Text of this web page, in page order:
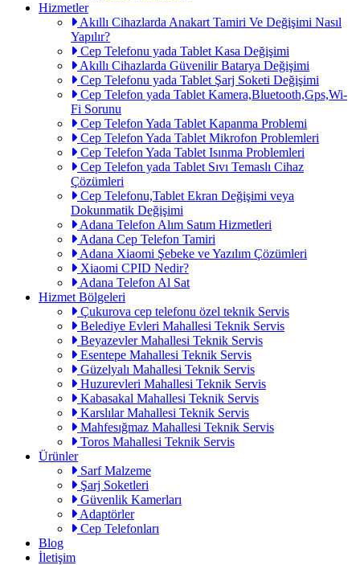
Hizmetler
Akıllı Cihazlarda Anakart Tamiri Ve Değişimi Nasıl
Yapılır?
Cep Telefonu yada Tablet Kasa Değişimi
Akıllı Cihazlarda Güvenilir Batarya Değişimi
Cep Telefonu yada Tablet Şarj Soketi Değişimi
Cep Telefon yada Tablet Kamera,Bluetooth,Gps,Wi-
Fi Sorunu
Cep Telefon Yada Tablet Kapanma Problemi
Cep Telefon Yada Tablet Mikrofon Problemleri
Cep Telefon Yada Tablet Isınma Problemleri
Cep Telefon yada Tablet Sıvı Temaslı Cihaz
Çözümleri
Cep Telefonu,Tablet Ekran Değişimi veya
Dokunmatik Değişimi
Adana Telefon Alım Satım Hizmetleri
Adana Cep Telefon Tamiri
Adana Xiaomi Şebeke ve Yazılım Çözümleri
Xiaomi CPID Nedir?
Adana Telefon Al Sat
Hizmet Bölgeleri
Çukurova cep telefonu özel teknik Servis
Belediye Evleri Mahallesi Teknik Servis
Beyazevler Mahallesi Teknik Servis
Esentepe Mahallesi Teknik Servis
Güzelyalı Mahallesi Teknik Servis
Huzurevleri Mahallesi Teknik Servis
Kabasakal Mahallesi Teknik Servis
Karslılar Mahallesi Teknik Servis
Mahfesığmaz Mahallesi Teknik Servis
Toros Mahallesi Teknik Servis
Ürünler
Sarf Malzeme
Şarj Soketleri
Güvenlik Kamerları
Adaptörler
Cep Telefonları
Blog
İletişim